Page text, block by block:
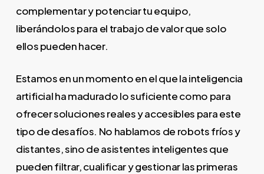
complementar y potenciar tu equipo,
liberándolos para el trabajo de valor que solo
ellos pueden hacer.
Estamos en un momento en el que la inteligencia
artificial ha madurado lo suficiente como para
ofrecer soluciones reales y accesibles para este
tipo de desafíos. No hablamos de robots fríos y
distantes, sino de asistentes inteligentes que
pueden filtrar, cualificar y gestionar las primeras